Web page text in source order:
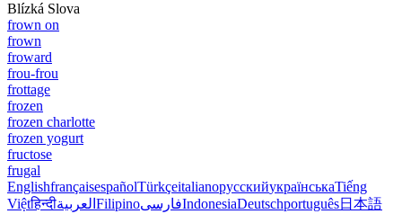
Blízká Slova
frown on
frown
froward
frou-frou
frottage
frozen
frozen charlotte
frozen yogurt
fructose
frugal
EnglishfrançaisespañolTürkçeitalianoрусскийукраїнськаTiếng
Việtहिन्दीالعربية FilipinoفارسیIndonesiaDeutschportuguês日本語